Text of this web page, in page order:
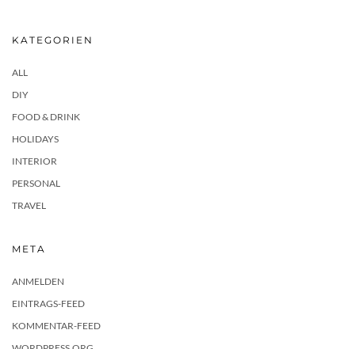
KATEGORIEN
ALL
DIY
FOOD & DRINK
HOLIDAYS
INTERIOR
PERSONAL
TRAVEL
META
ANMELDEN
EINTRAGS-FEED
KOMMENTAR-FEED